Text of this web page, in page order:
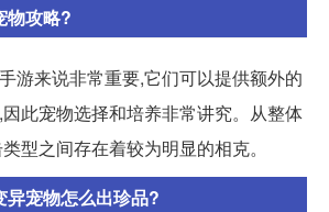
物攻略?
游来说非常重要,它们可以提供额外的
此宠物选择和培养非常讲究。从整体
型之间存在着较为明显的相克。
异宠物怎么出珍品?